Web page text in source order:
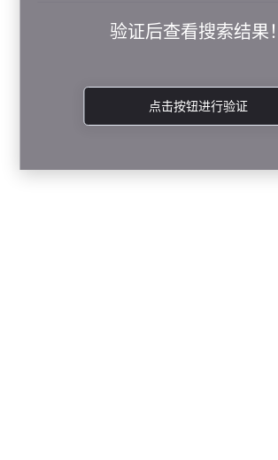
验证后查看搜索结果！
点击按钮进行验证